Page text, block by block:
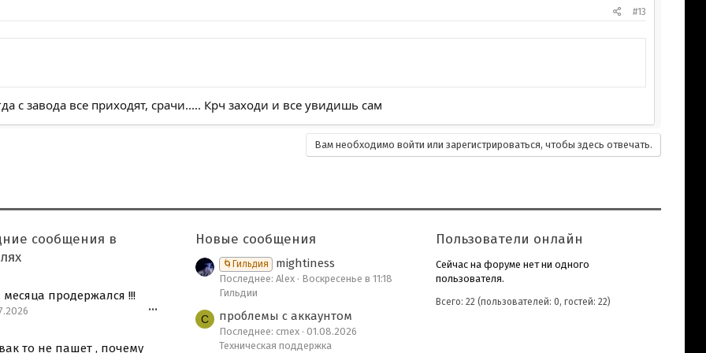
#13
с завода все приходят, срачи..... Крч заходи и все увидишь сам
Вам необходимо войти или зарегистрироваться, чтобы здесь отвечать.
почта
сообщения в
продержался !!!
•••
то не пашет , почему
Новые сообщения
🌀Гильдия mightiness
Последнее: Alex
Воскресенье в 11:18
Гильдии
C проблемы с аккаунтом
Последнее: cmex
01.08.2026
Техническая поддержка
Пользователи онлайн
Сейчас на форуме нет ни одного
пользователя.
Всего: 22 (пользователей: 0, гостей: 22)